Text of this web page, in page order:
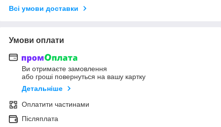
Всі умови доставки
Умови оплати
Ви отримаєте замовлення
або гроші повернуться на вашу картку
Детальніше
Оплатити частинами
Післяплата